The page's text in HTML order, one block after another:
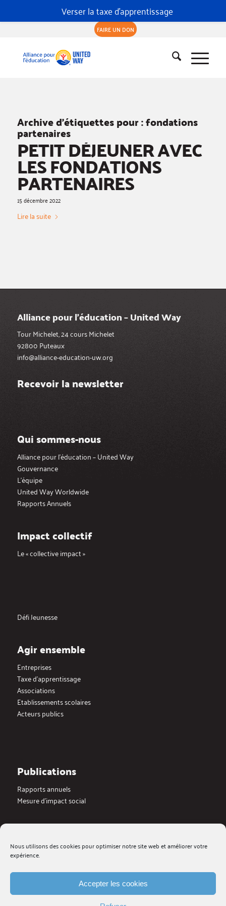
Nous utilisons des cookies pour optimiser notre site web et améliorer votre
expérience.
Accepter les cookies
FAIRE UN DON
Archive d’étiquettes pour :fondations
partenaires
PETIT DÉJEUNER AVEC
LES FONDATIONS
PARTENAIRES
15 décembre 2022
Lire la suite
Alliance pour l’éducation – United Way
Tour Michelet, 24 cours Michelet
92800 Puteaux
info@alliance-education-uw.org
Recevoir la newsletter
Qui sommes-nous
Alliance pour l’éducation – United Way
Gouvernance
L’équipe
United Way Worldwide
Rapports Annuels
Impact collectif
Le « collective impact »
Défi Jeunesse
Agir ensemble
Entreprises
Taxe d’apprentissage
Associations
Etablissements scolaires
Acteurs publics
Publications
Rapports annuels
Mesure d’impact social
Dernières actualités
Blog
Medias
Verser la taxe d'apprentissage